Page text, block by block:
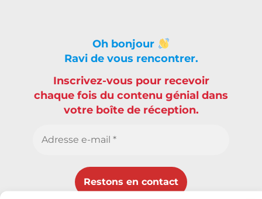
Oh bonjour
Ravi de vous rencontrer.
Inscrivez-vous pour recevoir
chaque fois du contenu génial dans
votre boîte de réception.